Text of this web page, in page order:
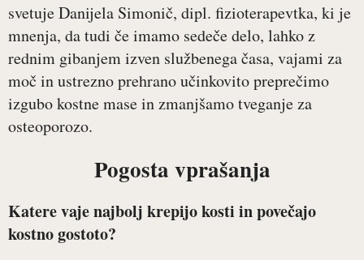
svetuje Danijela Simonič, dipl. fizioterapevtka, ki je
mnenja, da tudi če imamo sedeče delo, lahko z
rednim gibanjem izven službenega časa, vajami za
moč in ustrezno prehrano učinkovito preprečimo
izgubo kostne mase in zmanjšamo tveganje za
osteoporozo.
Pogosta vprašanja
Katere vaje najbolj krepijo kosti in povečajo
kostno gostoto?